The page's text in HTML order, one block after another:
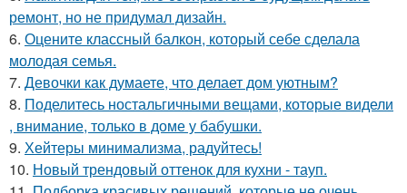
ремонт, но не придумал дизайн.
6. Оцените классный балкон, который себе сделала
молодая семья.
7. Девочки как думаете, что делает дом уютным?
8. Поделитесь ностальгичными вещами, которые видели
, внимание, только в доме у бабушки.
9. Хейтеры минимализма, радуйтесь!
10. Новый трендовый оттенок для кухни - тауп.